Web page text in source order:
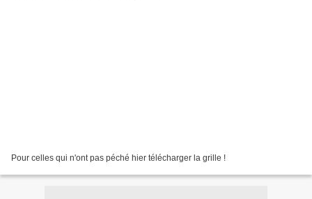
Pour celles qui n'ont pas péché hier télécharger la grille !